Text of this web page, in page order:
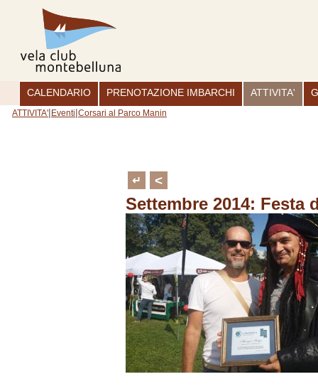
CALENDARIO PRENOTAZIONE IMBARCHI ATTIVITA'
ATTIVITA'| Eventi|Corsari al Parco Manin
↵ <
Settembre 2014: Festa